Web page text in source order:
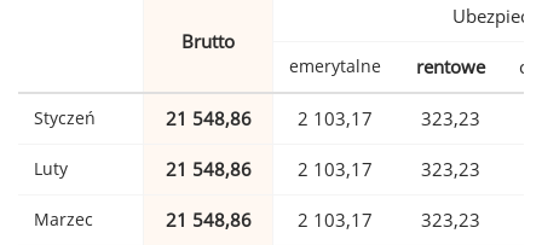
Brutto
emerytalne rentowe
Styczeń 21 548,86 2 103,17 323,23
Luty 21 548,86 2 103,17 323,23
Marzec 21 548,86 2 103,17 323,23